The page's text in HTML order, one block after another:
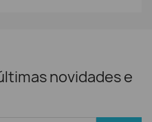
novidades e